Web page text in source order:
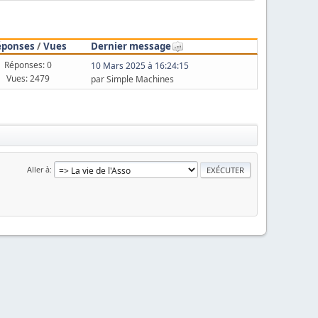
/Vues Dernier message
Réponses: 0
Vues: 2479
10 Mars 2025 à 16:24:15
par Simple Machines
Aller à